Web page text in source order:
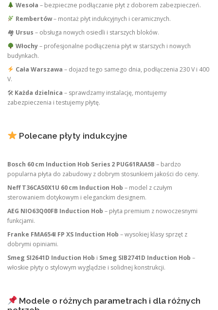
Wesoła – bezpieczne podłączanie płyt z doborem zabezpieczeń.
Rembertów– montaż płyt indukcyjnych i ceramicznych.
🏘 Ursus – obsługa nowych osiedli i starszych bloków.
Włochy– profesjonalne podłączenia płyt w starszych i nowych
budynkach.
Cała Warszawa – dojazd tego samego dnia, podłączenia 230 V i 400
V.
🛠 Każda dzielnica – sprawdzamy instalację, montujemy
zabezpieczenia i testujemy płytę.
Polecane płyty indukcyjne
Bosch 60 cm Induction Hob Series 2 PUG61RAA5B – bardzo
popularna płyta do zabudowy z dobrym stosunkiem jakości do ceny.
Neff T36CA50X1U 60 cm Induction Hob – model z czułym
sterowaniem dotykowym i eleganckim designem.
AEG NIO63Q00FB Induction Hob – płyta premium z nowoczesnymi
funkcjami.
Franke FMA654I FP XS Induction Hob – wysokiej klasy sprzęt z
dobrymi opiniami.
Smeg SI2641D Induction Hob i Smeg SIB2741D Induction Hob –
włoskie płyty o stylowym wyglądzie i solidnej konstrukcji.
Modele o różnych parametrach i dla różnych